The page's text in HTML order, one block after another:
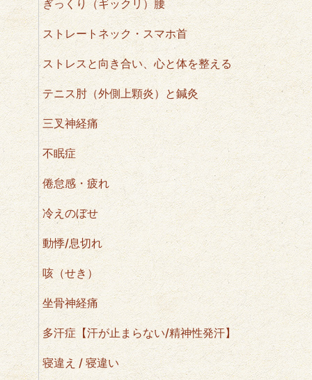
ぎっくり（ギックリ）腰
ストレートネック・スマホ首
ストレスと向き合い、心と体を整える
テニス肘（外側上顆炎）と鍼灸
三叉神経痛
不眠症
倦怠感・疲れ
冷えのぼせ
動悸/息切れ
咳（せき）
坐骨神経痛
多汗症【汗が止まらない/精神性発汗】
寝違え / 寝違い